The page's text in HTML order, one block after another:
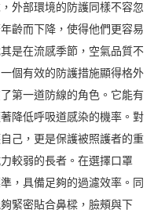
外部環境的防護同樣不容忽
齡而下降，使得他們更容易
是在流感季節，空氣品質不
個有效的防護措施顯得格外
第一道防線的角色。它能有
降低呼吸道感染的機率。對
己，更是保護被照護者的重
較弱的長者。在選擇口罩
，具備足夠的過濾效率。同
緊密貼合鼻樑，臉頰與下